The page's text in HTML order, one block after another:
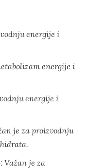
energije i
energije i
energije i
je za proizvodnju
: Važan je za